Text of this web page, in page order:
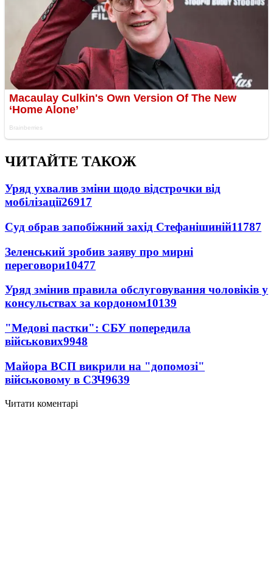
ЧИТАЙТЕ ТАКОЖ
Уряд ухвалив зміни щодо відстрочки від
мобілізації26917
Суд обрав запобіжний захід Стефанішиній11787
Зеленський зробив заяву про мирні
переговори10477
Уряд змінив правила обслуговування чоловіків у
консульствах за кордоном10139
"Медові пастки": СБУ попередила
військових9948
Майора ВСП викрили на "допомозі"
військовому в СЗЧ9639
Читати коментарі